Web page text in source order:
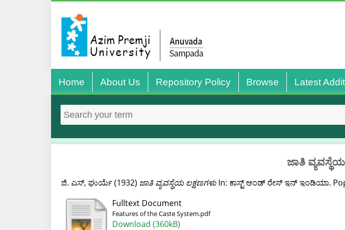
Home About Us Repository Policy Browse Latest
ಜಾತಿ
ಜಿ. ಎಸ್, ಘುರ್ಯೆ(1932) ಜಾತಿ ವ್ಯವಸ್ಥೆಯ ಲಕ್ಷಣಗಳುIn: ಕಾಸ್ಟ್‌ ಆಂಡ್‌ ರೇಸ್‌ ಇನ್‌ ಇಂಡಿಯಾ.
Fulltext Document
Features of the Caste System.pdf
Download (360kB)